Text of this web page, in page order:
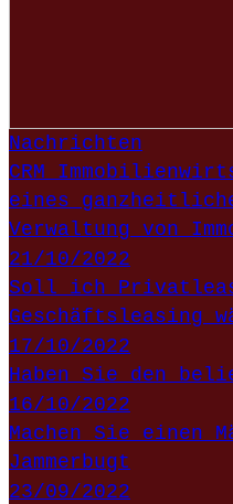
Nachrichten
CRM
eines
Verwaltung von
21/10/2022
Soll ich
Geschäftsleasing
17/10/2022
Haben Sie den
16/10/2022
Machen Sie einen
Jammerbugt
23/09/2022